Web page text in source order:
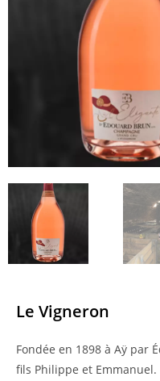
Le Vigneron
Fondée en 1898 à Aÿ par
fils Philippe et